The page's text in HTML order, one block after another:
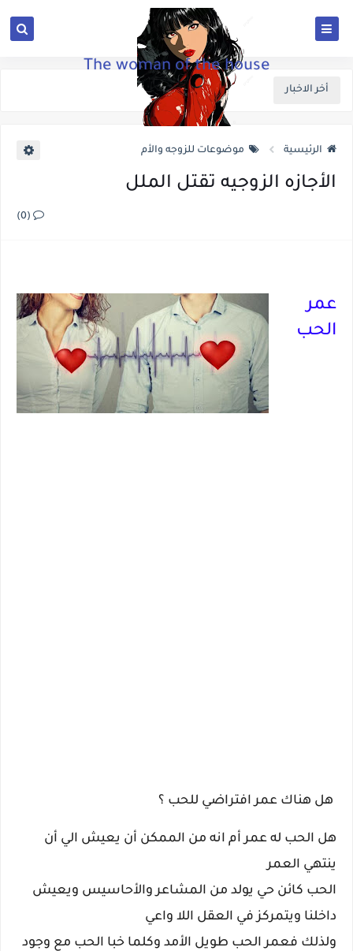
The woman of the house
أخر الاخبار
الرئيسية موضوعات للزوجه والأم
الأجازه الزوجيه تقتل الملل
(0)
عمر
الحب
هل هناك عمر افتراضي للحب ؟
هل الحب له عمر أم انه من الممكن أن يعيش الي أن
ينتهي العمر
الحب كائن حي يولد من المشاعر والأحاسيس ويعيش
داخلنا ويتمركز في العقل اللا واعي
ولذلك فعمر الحب طويل الأمد وكلما خبا الحب مع وجود